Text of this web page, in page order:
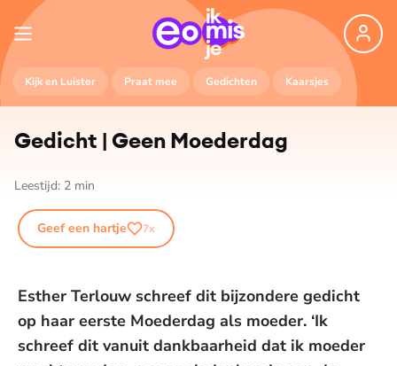
Kijk en Luister Praat mee Gedichten Kaarsjes
©Esther Terlouw
Gedicht | Geen Moederdag
Leestijd: 2 min
Geef een hartje 7x
Esther Terlouw schreef dit bijzondere gedicht
op haar eerste Moederdag als moeder. ‘Ik
schreef dit vanuit dankbaarheid dat ik moeder